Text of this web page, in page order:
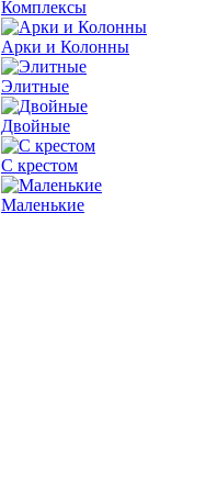
Комплексы
Арки и Колонны
Элитные
Двойные
С крестом
Маленькие